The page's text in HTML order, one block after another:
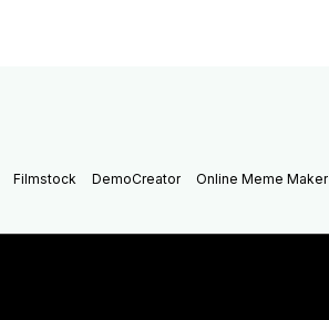
Filmstock DemoCreator Online Meme Maker